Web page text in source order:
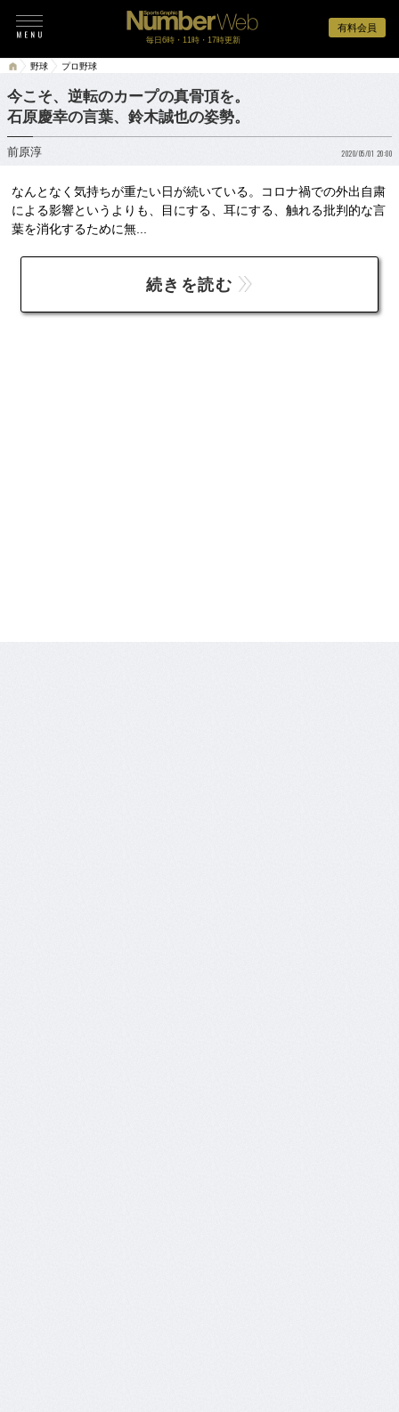
有料会員
毎日6時・11時・17時更新
野球 プロ野球
今こそ、逆転のカープの真骨頂を。
石原慶幸の言葉、鈴木誠也の姿勢。
前原淳 2020/05/01 20:00
なんとなく気持ちが重たい日が続いている。コロナ禍での外出自粛
による影響というよりも、目にする、耳にする、触れる批判的な言
葉を消化するために無...
続きを読む